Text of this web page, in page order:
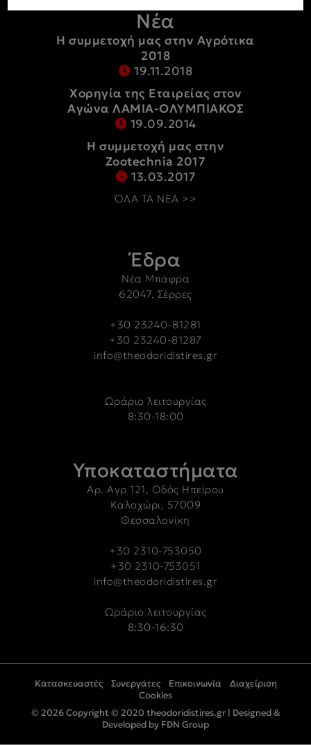
Νέα
Η συμμετοχή μας στην Αγρότικα
2018
19.11.2018
Χορηγία της Εταιρείας στον
Αγώνα ΛΑΜΙΑ-ΟΛΥΜΠΙΑΚΟΣ
19.09.2014
Η συμμετοχή μας στην
Zootechnia 2017
13.03.2017
ΌΛΑ ΤΑ ΝΕΑ >>
Έδρα
Νέα Μπάφρα
62047, Σέρρες
+30 23240-81281
+30 23240-81287
info@theodoridistires.gr
Ωράριο λειτουργίας
8:30-18:00
Υποκαταστήματα
Αρ. Αγρ 121, Οδός Ηπείρου
Καλοχώρι, 57009
Θεσσαλονίκη
+30 2310-753050
+30 2310-753051
info@theodoridistires.gr
Ωράριο λειτουργίας
8:30-16:30
Κατασκευαστές Συνεργάτες Επικοινωνία
Διαχείριση
Cookies
© 2026 Copyright © 2020 theodoridistires.gr | Designed &
Developed by FDN Group